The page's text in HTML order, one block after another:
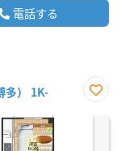
電話する
多） 1K-
に入